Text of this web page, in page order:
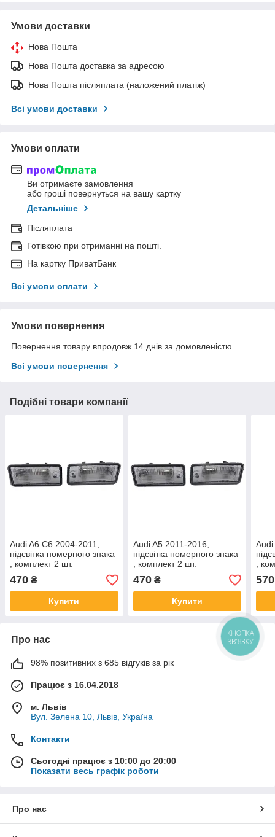
Умови доставки
Нова Пошта
Нова Пошта доставка за адресою
Нова Пошта післяплата (наложений платіж)
Всі умови доставки
Умови оплати
Ви отримаєте замовлення
або гроші повернуться на вашу картку
Детальніше
Післяплата
Готівкою при отриманні на пошті.
На картку ПриватБанк
Всі умови оплати
Умови повернення
Повернення товару впродовж 14 днів за домовленістю
Всі умови повернення
Подібні товари компанії
Audi A6 C6 2004-2011,
підсвітка номерного знака
, комплект 2 шт.
470 ₴
Купити
Audi A5 2011-2016,
підсвітка номерного знака
, комплект 2 шт.
470₴
Купити
,
570
Про нас
98% позитивних з 685 відгуків за рік
Працює з 16.04.2018
м. Львів
Вул. Зелена 10, Львів, Україна
Контакти
Сьогодні працює з 10:00 до 20:00
Показати весь графік роботи
Про нас
КНОПКА
ЗВ'ЯЗКУ